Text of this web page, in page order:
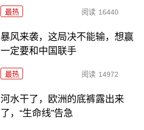
最热 阅读 16440
暴风来袭，这局决不能输，想赢
一定要和中国联手
最热 阅读 14972
河水干了，欧洲的底裤露出来
了，“生命线”告急